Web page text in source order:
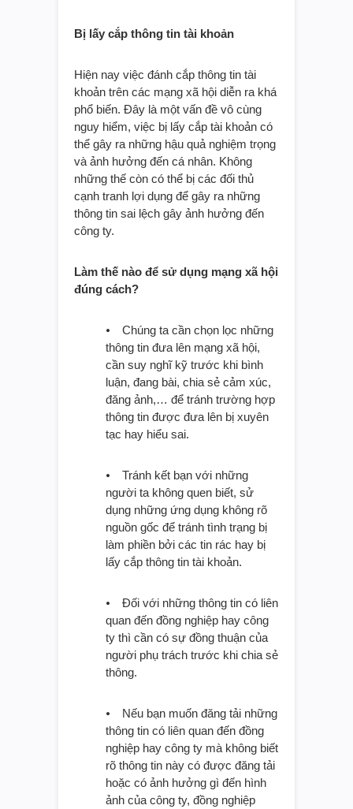
Bị lấy cắp thông tin tài khoản
Hiện nay việc đánh cắp thông tin tài
khoản trên các mạng xã hội diễn ra khá
phổ biến. Đây là một vấn đề vô cùng
nguy hiểm, việc bị lấy cắp tài khoản có
thể gây ra những hậu quả nghiệm trọng
và ảnh hưởng đến cá nhân. Không
những thế còn có thể bị các đối thủ
cạnh tranh lợi dụng để gây ra những
thông tin sai lệch gây ảnh hưởng đến
công ty.
Làm thế nào để sử dụng mạng xã hội
đúng cách?
⦁ Chúng ta cần chọn lọc những
thông tin đưa lên mạng xã hội,
cần suy nghĩ kỹ trước khi bình
luận, đang bài, chia sẻ cảm xúc,
đăng ảnh,… để tránh trường hợp
thông tin được đưa lên bị xuyên
tạc hay hiểu sai.
⦁ Tránh kết bạn với những
người ta không quen biết, sử
dụng những ứng dụng không rõ
nguồn gốc để tránh tình trạng bị
làm phiền bởi các tin rác hay bị
lấy cắp thông tin tài khoản.
⦁ Đối với những thông tin có liên
quan đến đồng nghiệp hay công
ty thì cần có sự đồng thuận của
người phụ trách trước khi chia sẻ
thông.
⦁ Nếu bạn muốn đăng tải những
thông tin có liên quan đến đồng
nghiệp hay công ty mà không biết
rõ thông tin này có được đăng tải
hoặc có ảnh hưởng gì đến hình
ảnh của công ty, đồng nghiệp